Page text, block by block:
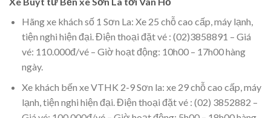
Hãng xe khách số 1 Sơn La: Xe 25 chỗ cao cấp, máy lạnh,
tiện nghi hiện đại. Điện thoại đặt vé : (02)3858891 – Giá
vé: 110.000đ/vé – Giờ hoạt động: 10h00 – 17h00 hàng
ngày.
Xe khách bến xe VTHK 2-9 Sơn la: xe 29 chỗ cao cấp, máy
lạnh, tiện nghi hiện đại. Điện thoại đặt vé : (02) 3852882 –